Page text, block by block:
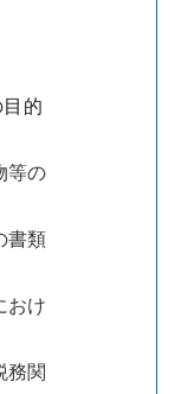
的
等の
書類
おけ
務関